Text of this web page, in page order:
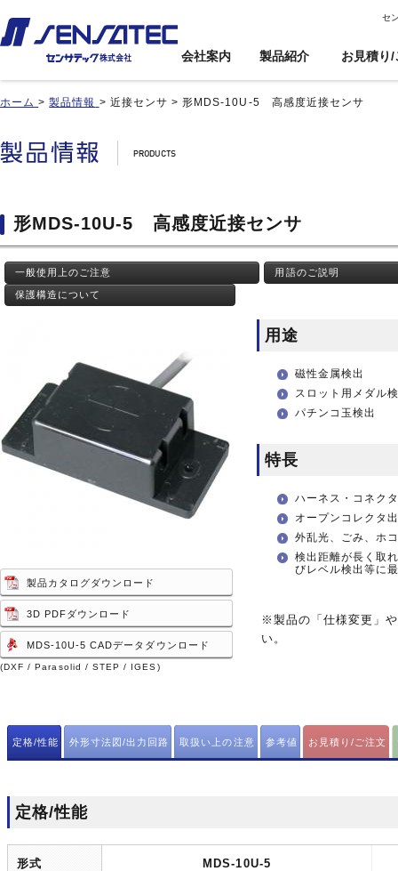
セ
会社案内 製品紹介 お見積り/
品番インデックス
用途事例
近接センサ
差動容量型近接センサ
磁気センサ
サ
ジャイロセンサ
光電センサ
赤外線温度センサ
文
利用規約
近接センサ
差動容量型近接センサ
磁気センサ
サ
ジャイロセンサ
光電センサ
赤外線温度センサ
ップ
基板実装のご紹介
ホーム >製品情報 > 近接センサ >形MDS-10U-5 高感度近接センサ
形MDS-10U-5 高感度近接センサ
一般使用上のご注意 用語のご説明
保護構造について
製品カタログダウンロード
3D PDFダウンロード
MDS-10U-5 CADデータダウンロード
(DXF / Parasolid / STEP / IGES)
用途
磁性金属検出
スロット用メダル
パチンコ玉検出
特長
ハーネス・コネク
オープンコレクタ
外乱光、ごみ、ホ
検出距離が長く取
びレベル検出等に
※製品の「仕様変更」
い。
定格/性能 外形寸法図/出力回路 取扱い上の注意 参考値 お見積り/ご注文
定格/性能
形式 MDS-10U-5